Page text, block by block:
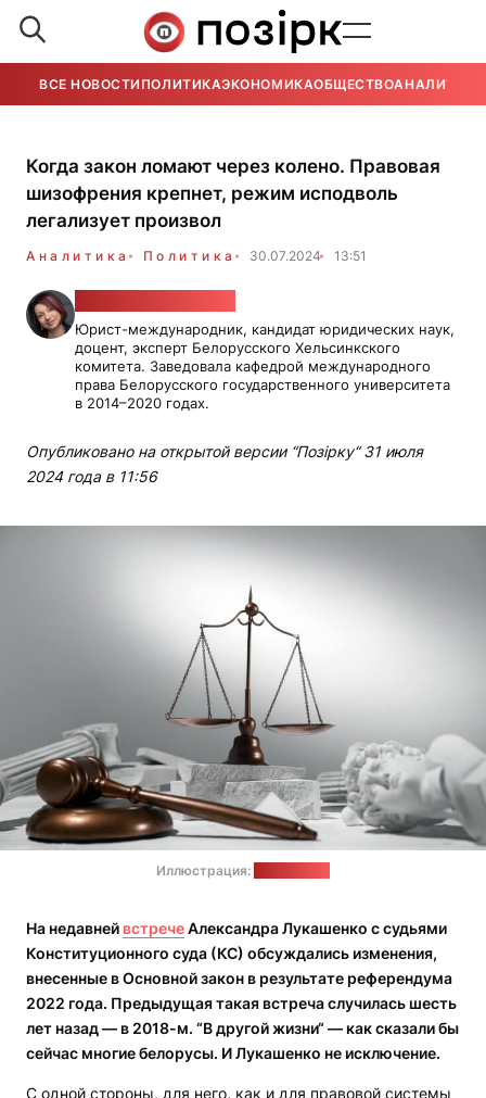
ВСЕ НОВОСТИ ПОЛИТИКАЭКОНОМИКАОБЩЕСТВОАНАЛИТИКА
Когда закон ломают через колено. Правовая
шизофрения крепнет, режим исподволь
легализует произвол
Аналитика Политика 30.07.2024 13:51
Юрист-международник, кандидат юридических наук,
доцент, эксперт Белорусского Хельсинкского
комитета. Заведовала кафедрой международного
права Белорусского государственного университета
в 2014–2020 годах.
Опубликовано на открытой версии “Позірку“ 31 июля
2024 года в 11:56
Иллюстрация:
На недавней встречеАлександра Лукашенко с судьями
Конституционного суда (КС) обсуждались изменения,
внесенные в Основной закон в результате референдума
2022 года. Предыдущая такая встреча случилась шесть
лет назад — в 2018-м. “В другой жизни“ — как сказали бы
сейчас многие белорусы. И Лукашенко не исключение.
С одной стороны, для него, как и для правовой системы